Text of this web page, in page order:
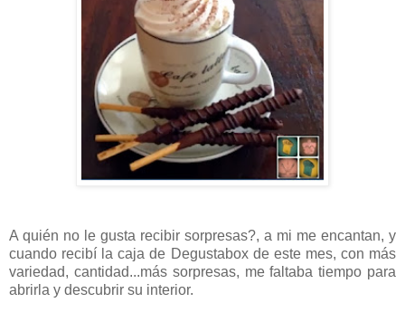
A quién no le gusta recibir sorpresas?, a mi me encantan, y
cuando recibí la caja de Degustabox de este mes, con más
variedad, cantidad...más sorpresas, me faltaba tiempo para
abrirla y descubrir su interior.